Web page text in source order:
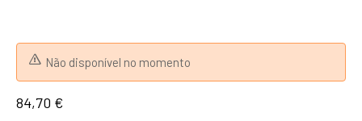
Não disponível no momento
84,70 €